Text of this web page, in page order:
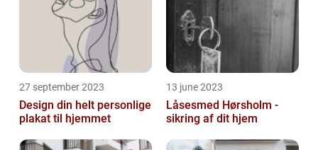
27 september 2023
Design din helt personlige
plakat til hjemmet
13 june 2023
Låsesmed Hørsholm -
sikring af dit hjem